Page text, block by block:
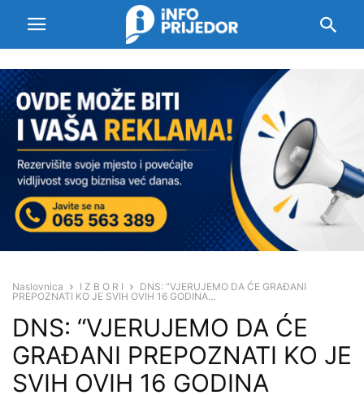
Naslovnica I Z B O R I
DNS: “VJERUJEMO DA ĆE GRAĐANI
PREPOZNATI KO JE SVIH OVIH 16 GODINA...
DNS: “VJERUJEMO DA ĆE
GRAĐANI PREPOZNATI KO JE
SVIH OVIH 16 GODINA